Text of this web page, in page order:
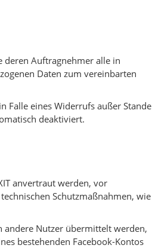
deren Auftragnehmer alle in
Daten zum vereinbarten
in Falle eines Widerrufs außer Stande
deaktiviert.
anvertraut werden, vor
Schutzmaßnahmen, wie
andere Nutzer übermittelt werden,
bestehenden Facebook-Kontos